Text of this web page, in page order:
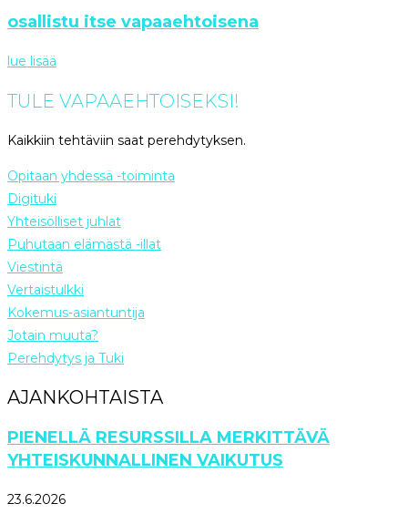
osallistu itse vapaaehtoisena
lue lisää
TULE VAPAAEHTOISEKSI!
Kaikkiin tehtäviin saat perehdytyksen.
Opitaan yhdessä -toiminta
Digituki
Yhteisölliset juhlat
Puhutaan elämästä -illat
Viestintä
Vertaistulkki
Kokemus-asiantuntija
Jotain muuta?
Perehdytys ja Tuki
AJANKOHTAISTA
PIENELLÄ RESURSSILLA MERKITTÄVÄ
YHTEISKUNNALLINEN VAIKUTUS
23.6.2026